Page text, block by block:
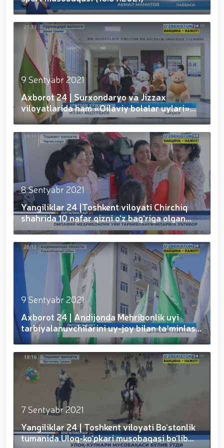
munosabati bilan Milliy gvardiya tizimida faoliyat
yuritib kyelayotgan ayollar uchun tantanali bayram
tadbiri tashkil etildi // Moliyaviy shaffoflik va
korrupsiyadan xoli muhitni ta’minlash bo‘yicha o‘quv
yig‘ini o‘tkazildi // Ajdodlar merosi – milliy gʻurur va
vatanparvarlik manbai // General-polkovnik
B.Tashmatov Toshkent “Temurbeklar maktabi”
harbiy akademik litseyi faoliyati bilan yaqindan
tanishdi. //Milliy gvardiya qo‘mondoni, general-
polkovnik B.Tashmatov Sirdaryo va Jizzax viloyatida
o'rganish ishlarini olib bordi // “Harbiy taʼlim tizimida
ilm-fan va pedagogik texnologiyalarni rivojlantirish
istiqbollari” mavzusida respublika harbiy ilmiy-
amaliy konferensiyasi tashkil etildi. //Milliy gvardiya
qo‘mondoni general-polkovnik B.Tashmatov ilk
manzilli ishlarini Yunusobod tumanida amalga
oshirdi. // Samarqand va Buxoro viloyatalarida
xavfsiz muhitni yaratish va jamoat xavfsizligini
ishonchli taʼminlash boʻyicha manzilli ishlar amalga
oshirildi. // Yoshlar siyosatiga oid ustuvor vazifalar
doimiy e’tiborda. // Milliy gvardiya qoʻmondoni
general-polkovnik B.Tashmatov Oʻzbekiston huquqni
muhofaza qilish organlarining Qoʻl jangi federatsiyasi
raisi etib saylandi. // Milliy gvardiya shaxsiy
tarkibining jangovar salohiyati, jismoniy va ma'naviy
tayyorgarligini mustahkamlash hamda zamon
talablariga mos takomillashtirishga qaratilgan ishlar
davom ettirilmoqda. // Tizim fidoyilari hurmat va
ehtirom bilan nafaqaga kuzatildi. // “Kitobxon harbiy
oilalar” mavzusida adabiy-badiiy kecha tashkil etildi
/ / Vatanparvarlik oyligi doirasidagi tadbirlar / /
Toshkentda qidiruvda bo‘lgan shaxs qo‘lga olindi / /
“Jasorat” filmi premyerasi bo'lib o'tdi / / Qurolli
Kuchlarimiz tashkil etilganining 34 yilligi va 14 yanvar
– Vatan himoyachilari kuni munosabati Milliy
gvardiyada bayramona tadbir o‘tkazildi / / Milliy
gvardiya qo'mondonining O‘zbekiston Respublikasi
Qurolli Kuchlari tashkil etilganining 34 yilligi va Vatan
himoyachilari kuni munosabati bilan bayram tabrigi /
/ Oʻzbekiston Respublikasi Qurolli Kuchlari tashkil
etilganining 34 yilligi hamda 14-yanvar — Vatan
himoyachilari kuni munosabati bilan gvardiyachilar
xizmat burchini bajarish chogʻida qahramonlarcha
halok boʻlgan safdoshlari xotirasiga bagʻishlab Milliy
9 Sentyabr 2021
Axborot 24 | Surxondaryo va Jizzax
viloyatlarida ham «Oilaviy bolalar uylari»
faoliyat bo...
8 Sentyabr 2021
Yangiliklar 24 |Toshkent viloyati Chirchiq
shahrida 10 nafar qizni o‘z bag‘riga olgan
(ko‘...
9 Sentyabr 2021
Axborot 24 | Andijonda Mehribonlik uyi
tarbiyalanuvchilarini uy-joy bilan taʼminlash
(09....
7 Sentyabr 2021
Yangiliklar 24 | Toshkent viloyati Bo‘stonlik
tumanida Uloq-ko‘pkari musobaqasi bo‘lib